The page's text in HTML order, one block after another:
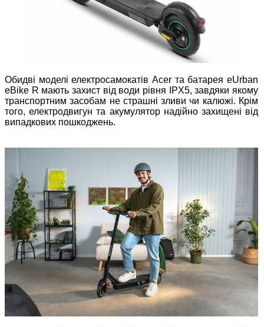
Обидві моделі електросамокатів Acer та батарея eUrban
eBike R мають захист від води рівня IPX5, завдяки якому
транспортним засобам не страшні зливи чи калюжі. Крім
того, електродвигун та акумулятор надійно захищені від
випадкових пошкоджень.